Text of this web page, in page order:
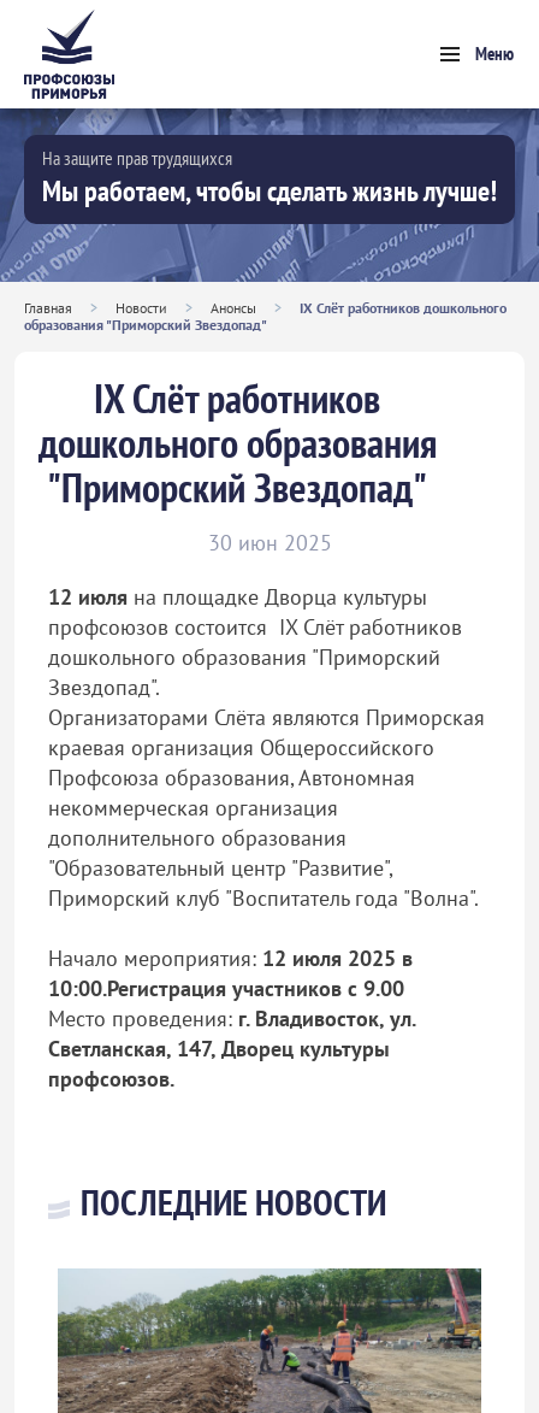
Меню
На защите прав трудящихся
Мы работаем, чтобы сделать жизнь лучше!
Главная > Новости > Анонсы >
IX Слёт работников дошкольного
образования "Приморский Звездопад"
IX Слёт работников
дошкольного образования
"Приморский Звездопад"
30 июн 2025
12 июля на площадке Дворца культуры
профсоюзов состоится IX Слёт работников
дошкольного образования "Приморский
Звездопад".
Организаторами Слёта являются Приморская
краевая организация Общероссийского
Профсоюза образования, Автономная
некоммерческая организация
дополнительного образования
"Образовательный центр "Развитие",
Приморский клуб "Воспитатель года "Волна".
Начало мероприятия: 12 июля 2025 в
10:00.Регистрация участников с 9.00
Место проведения: г. Владивосток, ул.
Светланская, 147, Дворец культуры
профсоюзов.
ПОСЛЕДНИЕ НОВОСТИ